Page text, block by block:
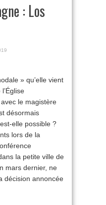
: Los
» qu’elle vient
le magistère
désormais
elle possible ?
lors de la
la petite ville de
mars dernier, ne
décision annoncée